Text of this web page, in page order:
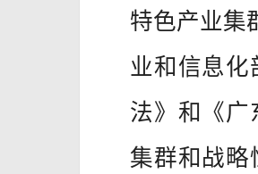
特色产业集
业和信息
法》和《
集群和战